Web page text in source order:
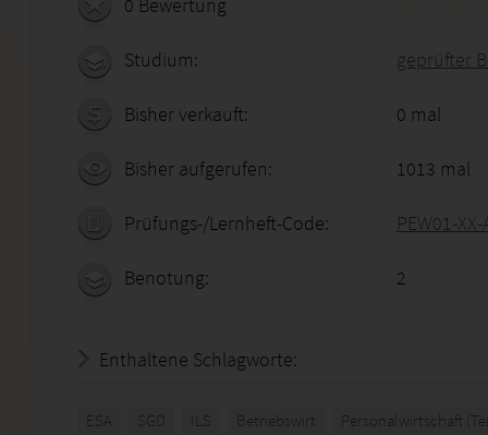
Studium: geprüfter
Bisher verkauft: 0 mal
Bisher aufgerufen: 1013 mal
Prüfungs-/Lernheft-Code: PEW01-
Benotung: 2
Enthaltene Schlagworte:
ESA SGD ILS Betriebswirt
Personalwirtschaft